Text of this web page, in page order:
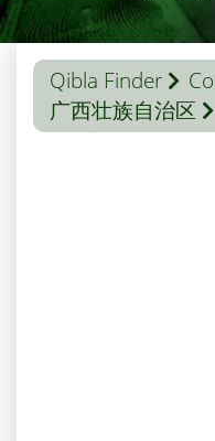
Qibla Finder
广西壮族自治区